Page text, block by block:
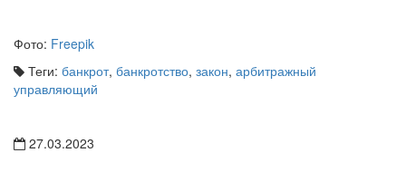
Фото: Freepik
Теги: банкрот, банкротство, закон, арбитражный
управляющий
27.03.2023